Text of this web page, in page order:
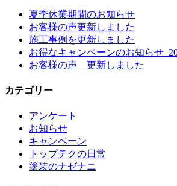
夏季休業期間のお知らせ
お客様の声更新しました
施工事例を更新しました
お得なキャンペーンのお知らせ
お客様の声 更新しました
カテゴリー
アンケート
お知らせ
キャンペーン
トップテクの日常
塗装のナゼナニ